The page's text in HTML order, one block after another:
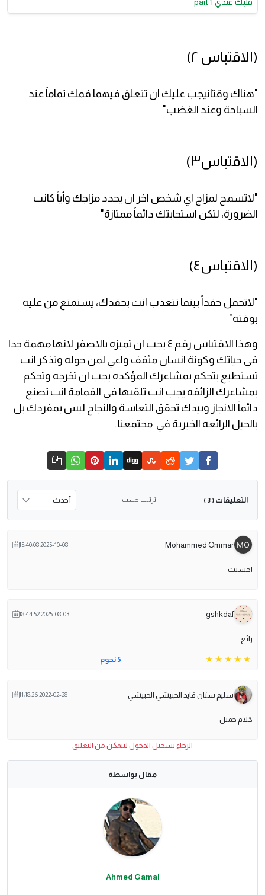
(الاقتباس ٢)
"هناك وقتانيجب عليك ان تتعلق فيهما فمك تماماَ عند
السباحة وعند الغضب"
(الاقتباس٣)
"لاتسمح لمزاج اي شخص اخر ان يحدد مزاجك وأياَ كانت
الضرورة، لتكن استجابتك دائماَ ممتازة"
(الاقتباس٤)
"لاتحمل حقداً بينما تتعذب انت بحقدك، يستمتع من عليه
بوقته"
وهذا الاقتباس رقم ٤ يجب ان تميزه بالاصفر لانها مهمة جدا
في حياتك وكونة انسان مثقف واعي لمن حوله وتذكر انت
تستطيع بتحكم بمشاعرك المؤكده يجب ان تخرجه وتحكم
بمشاعرك الزائفه يجب انت تلقيها في القمامة انت تصنع
دائماً الانجاز وبيدك تحقق التعاسة والنجاح ليس بمفردك بل
بالحيل الرائعه الخيرية في مجتمعنا .
التعليقات ( 3 ) ترتيب حسب
Mohammed Ommar
2025-10-08 15:40:08
احسنت
gshkdaf
2025-08-03 18:44:52
رائع
5 نجوم
سليم سنان قايد الحبيشي الحبيشي 2022-02-28 11:18:26
كلام جميل
الرجاء تسجيل الدخول لتتمكن من التعليق
مقال بواسطة
Ahmed Gamal